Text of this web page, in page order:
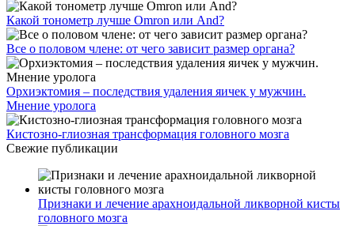
Какой тонометр лучше Omron или And?
Все о половом члене: от чего зависит размер органа?
Орхиэктомия – последствия удаления яичек у мужчин.
Мнение уролога
Кистозно-глиозная трансформация головного мозга
Свежие публикации
Признаки и лечение арахноидальной ликворной кисты
головного мозга